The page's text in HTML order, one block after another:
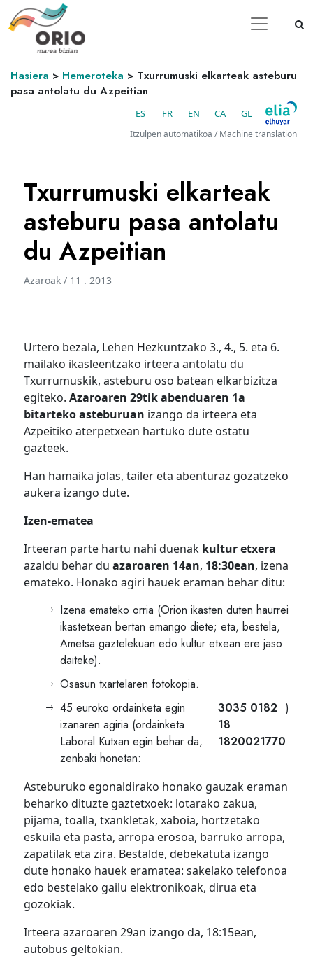
Hasiera > Hemeroteka > Txurrumuski elkarteak asteburu
pasa antolatu du Azpeitian
ES FR EN CA GL
Itzulpen automatikoa / Machine translation
Txurrumuski elkarteak
asteburu pasa antolatu
du Azpeitian
Azaroak / 11 . 2013
Urtero bezala, Lehen Hezkuntzako 3., 4., 5. eta 6.
mailako ikasleentzako irteera antolatu du
Txurrumuskik, asteburu oso batean elkarbizitza
egiteko.Azaroaren 29tik abenduaren 1a
bitarteko asteburuan izango da irteera eta
Azpeitiko aterpetxean hartuko dute ostatu
gazteek.
Han hamaika jolas, tailer eta abenturaz gozatzeko
aukera izango dute.
Izen-ematea
Irteeran parte hartu nahi duenak kultur etxera
azaldu behar duazaroaren 14an, 18:30ean, izena
emateko. Honako agiri hauek eraman behar ditu:
Izena emateko orria (Orion ikasten duten haurrei
ikastetxean bertan emango diete; eta, bestela,
Ametsa gaztelekuan edo kultur etxean ere jaso
daiteke).
Osasun txartelaren fotokopia.
45 euroko ordainketa egin
izanaren agiria (ordainketa
Laboral Kutxan egin behar da,
zenbaki honetan:
3035 0182
18
1820021770
)
Asteburuko egonaldirako honako gauzak eraman
beharko dituzte gaztetxoek: lotarako zakua,
pijama, toalla, txankletak, xaboia, hortzetako
eskuila eta pasta, arropa erosoa, barruko arropa,
zapatilak eta zira. Bestalde, debekatuta izango
dute honako hauek eramatea: sakelako telefonoa
edo bestelako gailu elektronikoak, dirua eta
gozokiak.
Irteera azaroaren 29an izango da, 18:15ean,
autobus geltokian.